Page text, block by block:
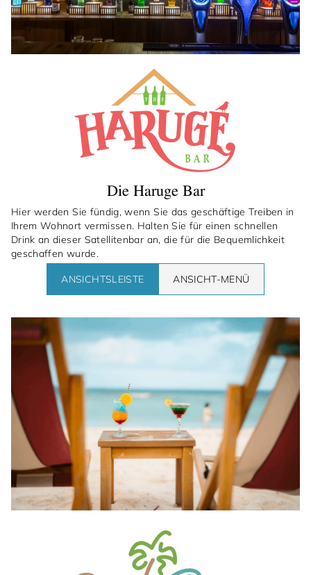
Die Haruge Bar
Hier werden Sie fündig, wenn Sie das geschäftige Treiben in
Ihrem Wohnort vermissen. Halten Sie für einen schnellen
Drink an dieser Satellitenbar an, die für die Bequemlichkeit
geschaffen wurde.
ANSICHTSLEISTE ANSICHT-MENÜ